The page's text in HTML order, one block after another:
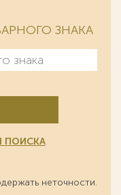
ЗНАКА
ПОИСКА
неточности.